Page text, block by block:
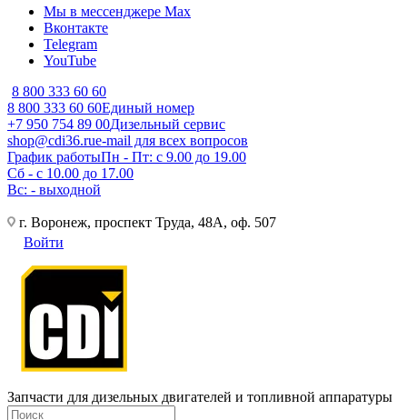
Мы в мессенджере Max
Вконтакте
Telegram
YouTube
8 800 333 60 60
8 800 333 60 60Единый номер
+7 950 754 89 00Дизельный сервис
shop@cdi36.rue-mail для всех вопросов
График работыПн - Пт: с 9.00 до 19.00
Сб - с 10.00 до 17.00
Вс: - выходной
г. Воронеж, проспект Труда, 48А, оф. 507
Войти
Запчасти для дизельных двигателей и топливной аппаратуры